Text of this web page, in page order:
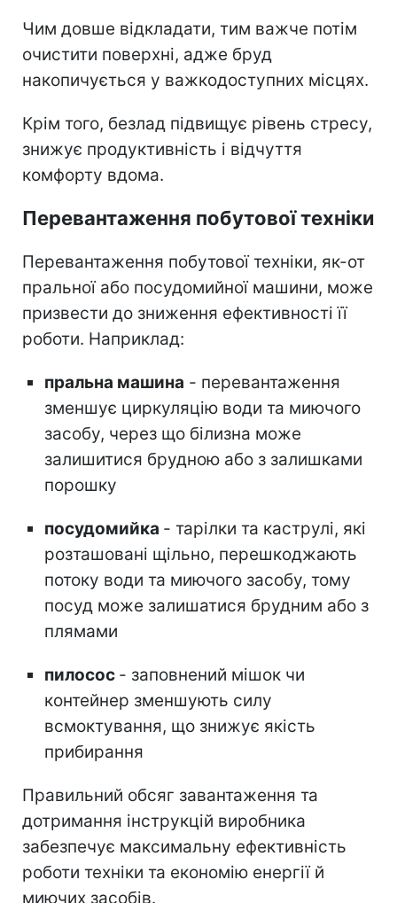
Чим довше відкладати, тим важче потім
очистити поверхні, адже бруд
накопичується у важкодоступних місцях.
Крім того, безлад підвищує рівень стресу,
знижує продуктивність і відчуття
комфорту вдома.
Перевантаження побутової техніки
Перевантаження побутової техніки, як-от
пральної або посудомийної машини, може
призвести до зниження ефективності її
роботи. Наприклад:
пральна машина - перевантаження
зменшує циркуляцію води та миючого
засобу, через що білизна може
залишитися брудною або з залишками
порошку
посудомийка - тарілки та каструлі, які
розташовані щільно, перешкоджають
потоку води та миючого засобу, тому
посуд може залишатися брудним або з
плямами
пилосос - заповнений мішок чи
контейнер зменшують силу
всмоктування, що знижує якість
прибирання
Правильний обсяг завантаження та
дотримання інструкцій виробника
забезпечує максимальну ефективність
роботи техніки та економію енергії й
миючих засобів.